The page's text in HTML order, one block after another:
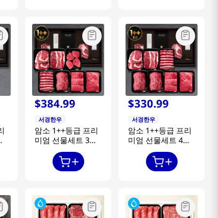
$384.99
서경한우
암소 1++등급 프리
미엄 선물세트 3호
2.8kg (등심400g +
채끝400g + 안심
400g + 특수부위
400g + 양지400g)
$330.99
서경한우
암소 1++등급 프리
미엄 선물세트 4호
2.8kg (등심400g +
채끝400g + 특수부
위400g + 불고기